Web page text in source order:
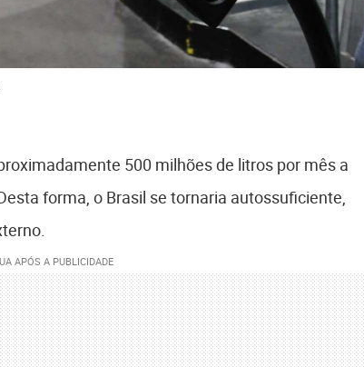
500 milhões de litros por mês a
forma, o Brasil se tornaria autossuficiente,